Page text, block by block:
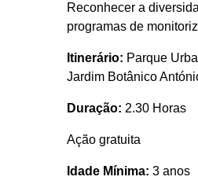
Reconhecer a
programas de
Itinerário: Parque
Jardim Botânico
Duração: 2.30 Horas
Ação gratuita
Idade Mínima: 3 anos